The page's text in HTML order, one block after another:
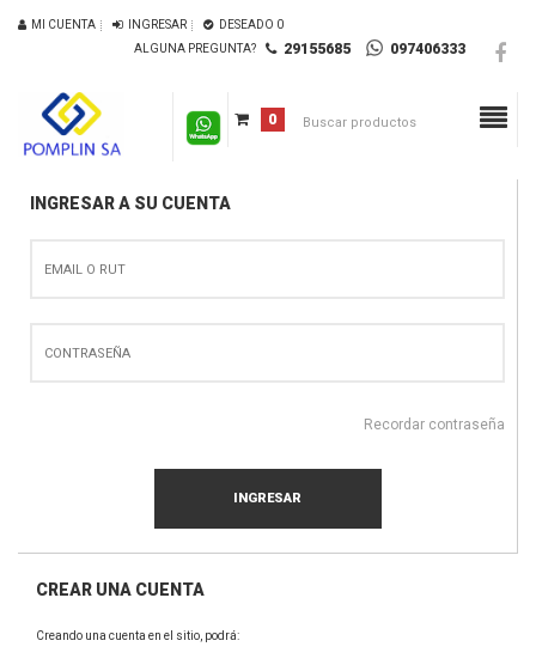
MI CUENTA INGRESAR DESEADO 0
ALGUNA PREGUNTA?
29155685 097406333
0
INGRESAR A SU CUENTA
Recordar contraseña
CREAR UNA CUENTA
Creando una cuenta en el sitio, podrá: